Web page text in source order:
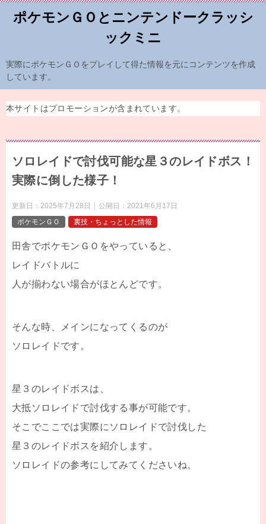
ポケモンＧＯとニンテンドークラッシ
ックミニ
実際にポケモンＧＯをプレイして得た情報を元にコンテンツを作成
しています。
本サイトはプロモーションが含まれています。
ソロレイドで討伐可能な星３のレイドボス！
実際に倒した様子！
更新日： 2025年7月28日 公開日： 2021年6月17日
ポケモンＧＯ
裏技・ちょっとした情報
田舎でポケモンＧＯをやっていると、
レイドバトルに
人が揃わない場合がほとんどです。
そんな時、メインになってくるのが
ソロレイドです。
星３のレイドボスは、
大抵ソロレイドで討伐する事が可能です。
そこでここでは実際にソロレイドで討伐した
星３のレイドボスを紹介します。
ソロレイドの参考にしてみてくださいね。